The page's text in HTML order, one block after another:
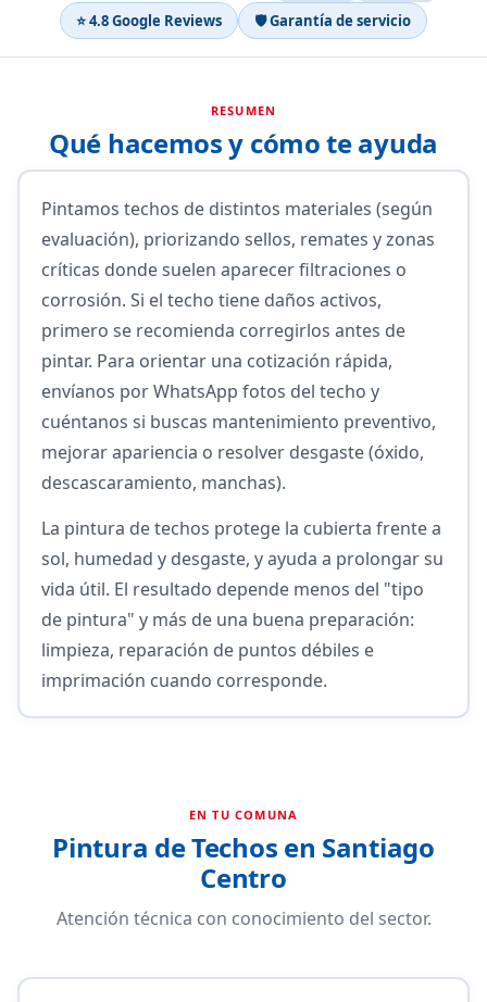
⭐ 4.8 Google Reviews 🛡 Garantía de servicio
RESUMEN
Qué hacemos y cómo te ayuda
Pintamos techos de distintos materiales (según
evaluación), priorizando sellos, remates y zonas
críticas donde suelen aparecer filtraciones o
corrosión. Si el techo tiene daños activos,
primero se recomienda corregirlos antes de
pintar. Para orientar una cotización rápida,
envíanos por WhatsApp fotos del techo y
cuéntanos si buscas mantenimiento preventivo,
mejorar apariencia o resolver desgaste (óxido,
descascaramiento, manchas).
La pintura de techos protege la cubierta frente a
sol, humedad y desgaste, y ayuda a prolongar su
vida útil. El resultado depende menos del "tipo
de pintura" y más de una buena preparación:
limpieza, reparación de puntos débiles e
imprimación cuando corresponde.
EN TU COMUNA
Pintura de Techos en Santiago
Centro
Atención técnica con conocimiento del sector.